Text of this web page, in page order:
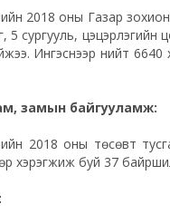
2018 оны Газар
5 сургууль,
Ингэснээр нийт 6640
замын байгууламж:
2018 оны төсөвт
хэрэгжиж буй 37